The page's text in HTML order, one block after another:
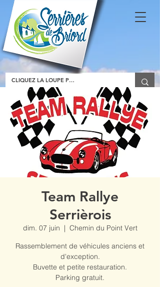
Team Rallye
Serrièrois
dim. 07 juin
  |
Chemin du Point Vert
Rassemblement de véhicules anciens et
d'exception.
Buvette et petite restauration.
Parking gratuit.